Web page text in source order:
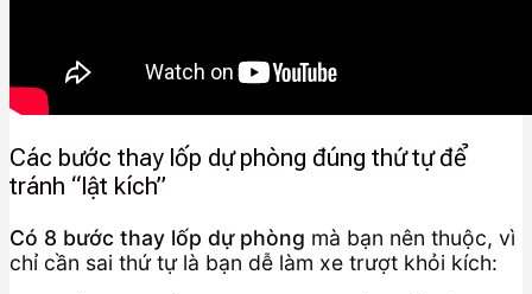
Các bước thay lốp dự phòng đúng thứ tự để
tránh “lật kích”
Có 8 bước thay lốp dự phòng mà bạn nên thuộc, vì
chỉ cần sai thứ tự là bạn dễ làm xe trượt khỏi kích: